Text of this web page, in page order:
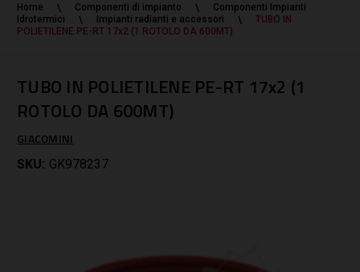
Home Componenti di impianto
Componenti Impianti
Idrotermici
Impianti radianti e accessori
TUBO IN
POLIETILENE PE-RT 17x2 (1 ROTOLO DA 600MT)
TUBO IN POLIETILENE PE-RT 17x2 (1
ROTOLO DA 600MT)
GIACOMINI
SKU: GK978237